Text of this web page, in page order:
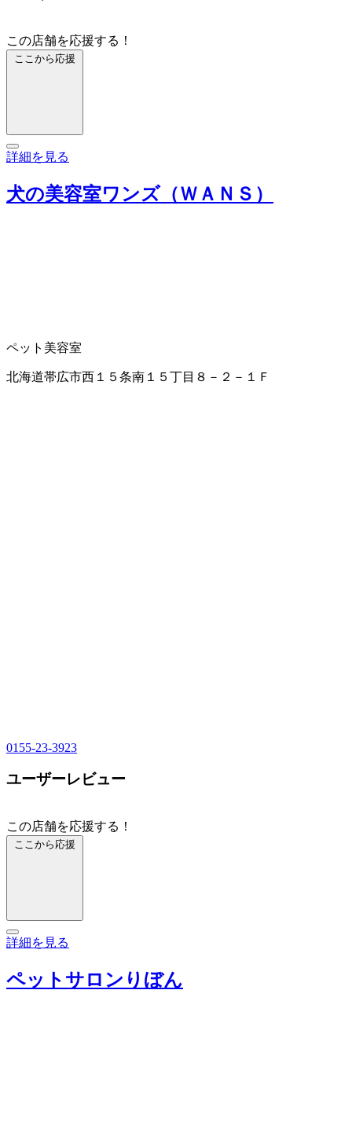
この店舗を応援する！
ここから応援
詳細を見る
犬の美容室ワンズ（ＷＡＮＳ）
ペット美容室
北海道帯広市西１５条南１５丁目８－２－１Ｆ
0155-23-3923
ユーザーレビュー
この店舗を応援する！
ここから応援
詳細を見る
ペットサロンりぼん